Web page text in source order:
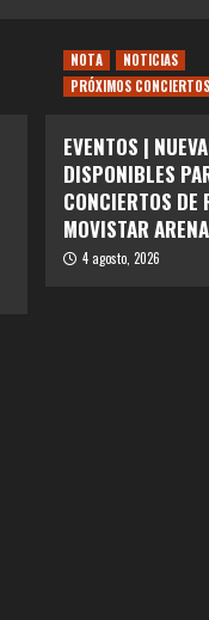
NOTA
NOTICIAS
PRÓXIMOS CONCIERTOS
EVENTOS |
DISPONIBLES
CONCIERTOS DE
MOVISTAR ARENA
4 agosto, 2026